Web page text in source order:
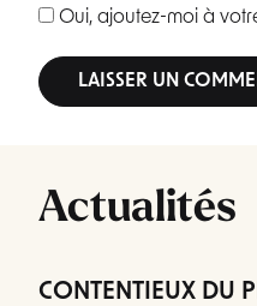
Oui, ajoutez-moi à
Actualités
CONTENTIEUX DU